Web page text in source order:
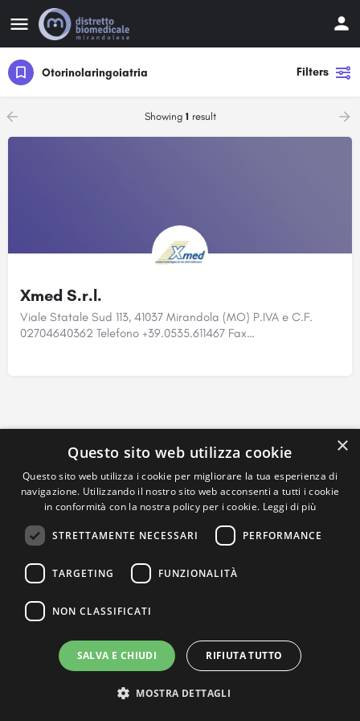
Otorinolaringoiatria Filters
Showing 1 result
Xmed S.r.l.
Viale Statale Sud 113, 41037 Mirandola (MO) P.IVA e C.F.
02704640362 Telefono +39.0535.611467 Fax…
×
Questo sito web utilizza cookie
Questo sito web utilizza i cookie per migliorare la tua esperienza di
navigazione. Utilizzando il nostro sito web acconsenti a tutti i cookie
in conformità con la nostra policy per i cookie. Leggi di più
STRETTAMENTE NECESSARI PERFORMANCE
TARGETING FUNZIONALITÀ
NON CLASSIFICATI
SALVA E CHIUDI RIFIUTA TUTTO
MOSTRA DETTAGLI